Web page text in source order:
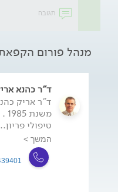
תגובה
מנהל פורום הקפאת
ד"ר כהנא
ד"ר אריק
טיפולי
המשך >